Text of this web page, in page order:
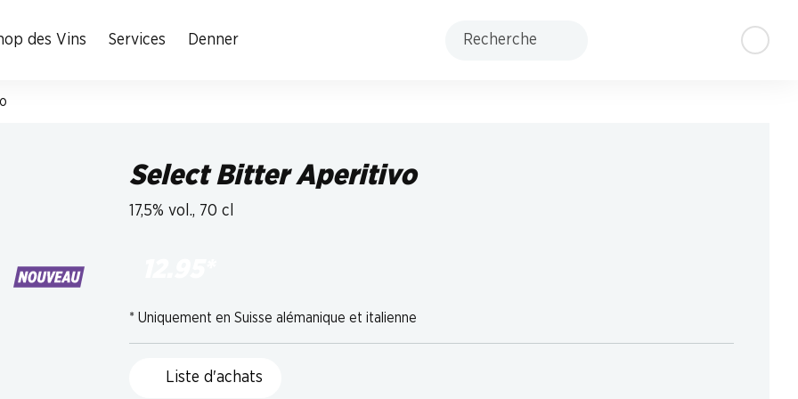
des Vins Services Denner
Select Bitter Aperitivo
17,5% vol., 70 cl
* Uniquement en Suisse alémanique et italienne
Liste d'achats